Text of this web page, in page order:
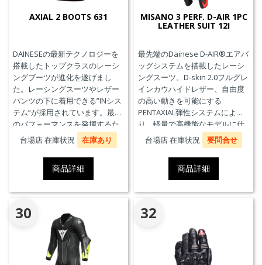
AXIAL 2 BOOTS 631
DAINESEの最新テクノロジーを
搭載したトップクラスのレーシ
ングブーツが進化を遂げまし
た。レーシングスーツやレザー
パンツの下に着用できる”INシス
テム”が採用されています。最高
のパフォーマンスを発揮するた
めに、ケブラーカーボンを使用
したAxial Distorsion Control
Systemテクノロジー、
Groundtrax®レーシングソー
ル、交換可能なマグネシウムス
ライダーを採用しています。
台場店 在庫状況 在庫あり
商品詳細
MISANO 3 PERF. D-AIR 1PC
LEATHER SUIT 12I
最先端のDainese D-AIR®エアバ
ッグシステムを搭載したレーシ
ングスーツ。D-skin 2.0フルグレ
インカウハイドレザー、自由度
の高い動きを可能にする
PENTAXIAL弾性システムによ
り、軽量で高機能なモデルに仕
上がっています。また、エアバ
ッグ本体が最大3回の起爆まで繰
り返し利用可能なTriple-
Activation D-air®Racing エアバ
ッグを搭載しています。※別途
ジェネレーター(ガス発生器本体)
の交換が必要です。
台場店 在庫状況 要問合せ
商品詳細
30 32